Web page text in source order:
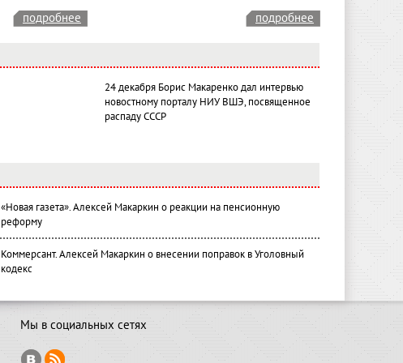
подробнее подробнее
24 декабря Борис Макаренко дал интервью
новостному порталу НИУ ВШЭ, посвященное
распаду СССР
«Новая газета». Алексей Макаркин о реакции на пенсионную
реформу
Коммерсант. Алексей Макаркин о внесении поправок в Уголовный
кодекс
Мы в социальных сетях